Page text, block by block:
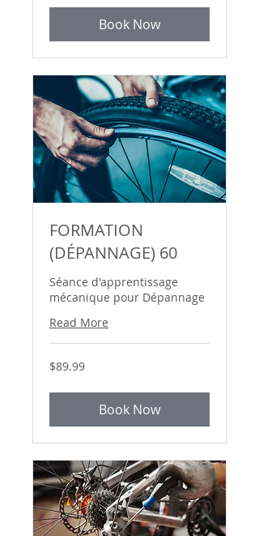
Book Now
FORMATION
(DÉPANNAGE) 60
Séance d'apprentissage
mécanique pour Dépannage
Read More
89.99
Canadian
$89.99
Book Now